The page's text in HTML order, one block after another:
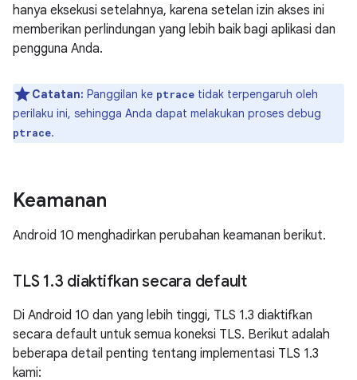
hanya eksekusi setelahnya, karena setelan izin akses ini
memberikan perlindungan yang lebih baik bagi aplikasi dan
pengguna Anda.
Catatan: Panggilan ke ptrace tidak terpengaruh oleh
perilaku ini, sehingga Anda dapat melakukan proses debug
ptrace.
Keamanan
Android 10 menghadirkan perubahan keamanan berikut.
TLS 1.3 diaktifkan secara default
Di Android 10 dan yang lebih tinggi, TLS 1.3 diaktifkan
secara default untuk semua koneksi TLS. Berikut adalah
beberapa detail penting tentang implementasi TLS 1.3
kami: